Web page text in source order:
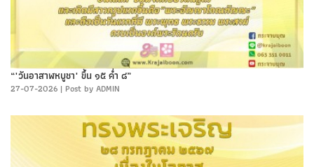
“"วันอาสาฬหบูชา" ขึ้น ๑๕ ค่ำ ๘”
27-07-2026 | Post by ADMIN